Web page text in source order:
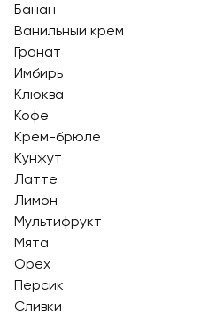
Банан
Ванильный крем
Гранат
Имбирь
Клюква
Кофе
Крем-брюле
Кунжут
Латте
Лимон
Мультифрукт
Мята
Орех
Персик
Сливки